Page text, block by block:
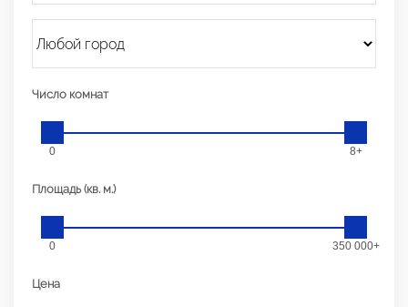
Число комнат
0 8+
Площадь (кв. м.)
0 350 000+
Цена